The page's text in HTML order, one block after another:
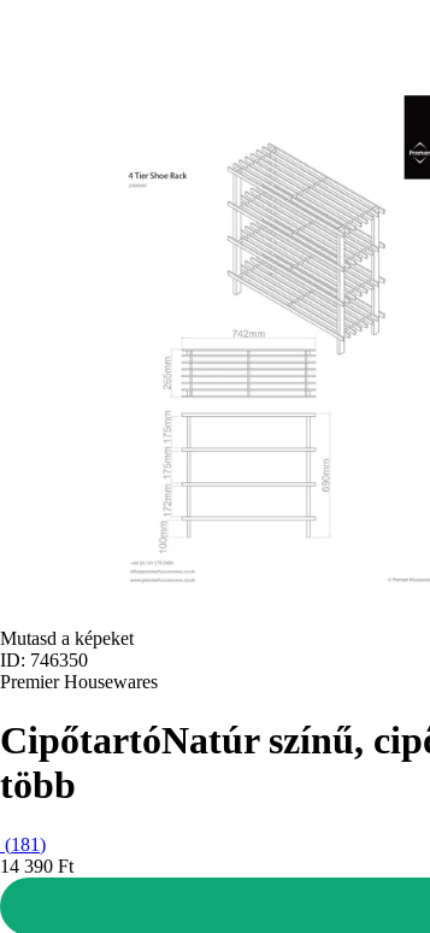
Mutasd a képeket
ID: 746350
Premier Housewares
CipőtartóNatúr színű,
több
(181)
14 390 Ft